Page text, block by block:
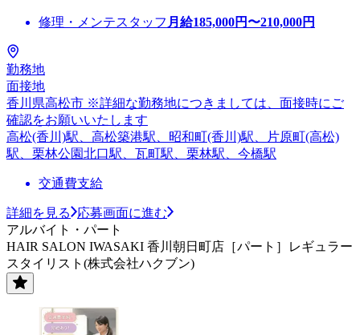
修理・メンテスタッフ 月給185,000円〜210,000円
勤務地
面接地
香川県高松市 ※詳細な勤務地につきましては、面接時にご
確認をお願いいたします
高松(香川)駅、高松築港駅、昭和町(香川)駅、片原町(高松)
駅、栗林公園北口駅、瓦町駅、栗林駅、今橋駅
交通費支給
詳細を見る
応募画面に進む
アルバイト・パート
HAIR SALON IWASAKI 香川朝日町店［パート］レギュラー
スタイリスト(株式会社ハクブン)